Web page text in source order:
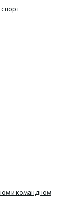
и командном